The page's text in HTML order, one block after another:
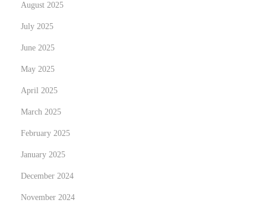
August 2025
July 2025
June 2025
May 2025
April 2025
March 2025
February 2025
January 2025
December 2024
November 2024